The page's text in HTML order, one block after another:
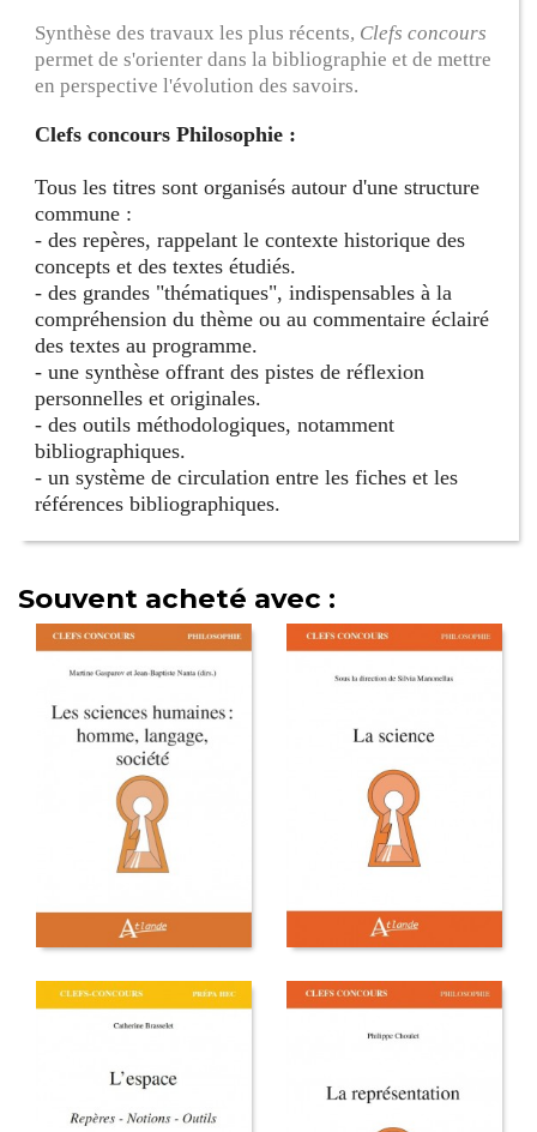
Synthèse des travaux les plus récents, Clefs concours
permet de s'orienter dans la bibliographie et de mettre
en perspective l'évolution des savoirs.
Clefs concours Philosophie :
Tous les titres sont organisés autour d'une structure
commune :
- des repères, rappelant le contexte historique des
concepts et des textes étudiés.
- des grandes "thématiques", indispensables à la
compréhension du thème ou au commentaire éclairé
des textes au programme.
- une synthèse offrant des pistes de réflexion
personnelles et originales.
- des outils méthodologiques, notamment
bibliographiques.
- un système de circulation entre les fiches et les
références bibliographiques.
Souvent acheté avec :